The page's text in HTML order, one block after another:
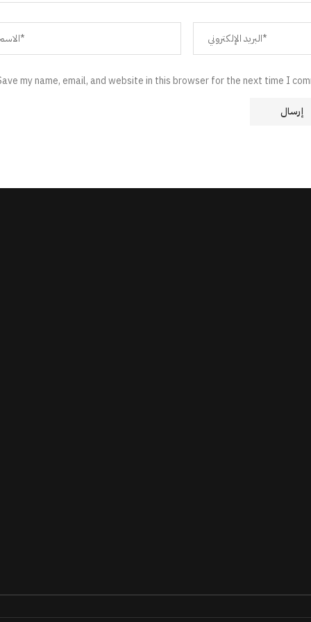
my name, email, and website in this browser for the next time I